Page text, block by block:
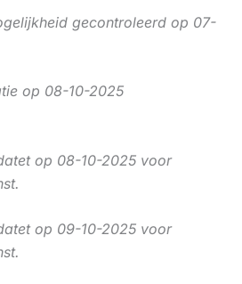
gecontroleerd op 07-
op 08-10-2025
op 08-10-2025 voor
op 09-10-2025 voor